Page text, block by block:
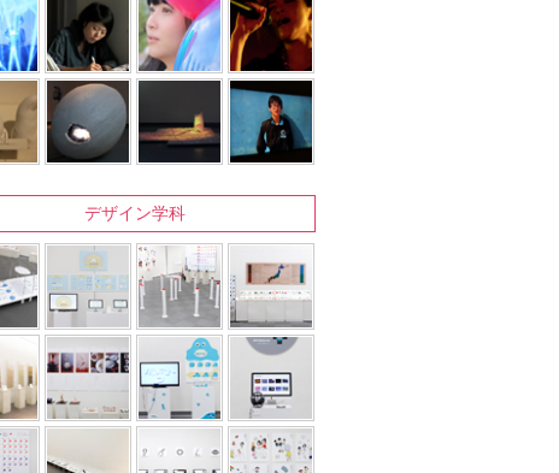
デザイン学科